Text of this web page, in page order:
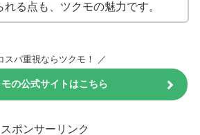
れる点も、ツクモの魅力です。
スパ重視ならツクモ！ ／
の公式サイトはこちら
スポンサーリンク